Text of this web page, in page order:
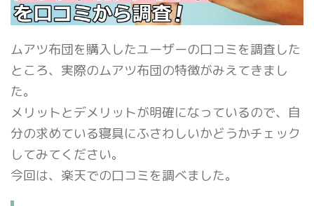
ムアツ布団を購入したユーザーの口コミを調査した
ところ、実際のムアツ布団の特徴がみえてきまし
た。
メリットとデメリットが明確になっているので、自
分の求めている寝具にふさわしいかどうかチェック
してみてください。
今回は、楽天での口コミを調べました。